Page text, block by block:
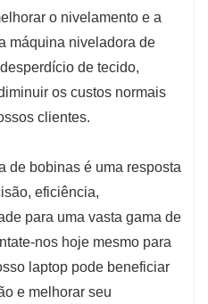
o nivelamento e a
máquina niveladora de
de tecido,
os custos normais
clientes.
de bobinas é uma resposta
eficiência,
para uma vasta gama de
nos hoje mesmo para
laptop pode beneficiar
e melhorar seu